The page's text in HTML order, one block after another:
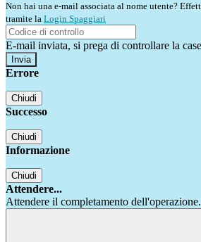
Non hai una e-mail associata al nome utente?
tramite la Login Spaggiari
E-mail inviata, si prega di controllare la
Errore
Chiudi
Successo
Chiudi
Informazione
Chiudi
Attendere...
Attendere il completamento